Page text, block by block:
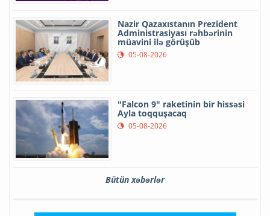
Nazir Qazaxıstanın Prezident
Administrasiyası rəhbərinin
müavini ilə görüşüb
05-08-2026
"Falcon 9" raketinin bir hissəsi
Ayla toqquşacaq
05-08-2026
Bütün xəbərlər